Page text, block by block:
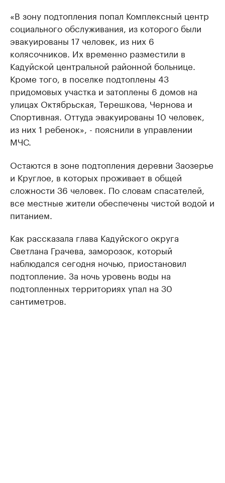
«В зону подтопления попал Комплексный центр
социального обслуживания, из которого были
эвакуированы 17 человек, из них 6
колясочников. Их временно разместили в
Кадуйской центральной районной больнице.
Кроме того, в поселке подтоплены 43
придомовых участка и затоплены 6 домов на
улицах Октябрьская, Терешкова, Чернова и
Спортивная. Оттуда эвакуированы 10 человек,
из них 1 ребенок», - пояснили в управлении
МЧС.
Остаются в зоне подтопления деревни Заозерье
и Круглое, в которых проживает в общей
сложности 36 человек. По словам спасателей,
все местные жители обеспечены чистой водой и
питанием.
Как рассказала глава Кадуйского округа
Светлана Грачева, заморозок, который
наблюдался сегодня ночью, приостановил
подтопление. За ночь уровень воды на
подтопленных территориях упал на 30
сантиметров.